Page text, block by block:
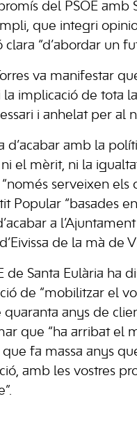
del PSOE amb
que integri
clara “d’abordar un
va manifestar
implicació de tota
i anhelat per al
d’acabar amb la
ni el mèrit, ni la
serveixen els
Popular “basades
a
de la mà de
de Santa Eulària ha
de “mobilitzar el
quaranta anys de
que “ha arribat el
que fa massa anys
amb les vostres